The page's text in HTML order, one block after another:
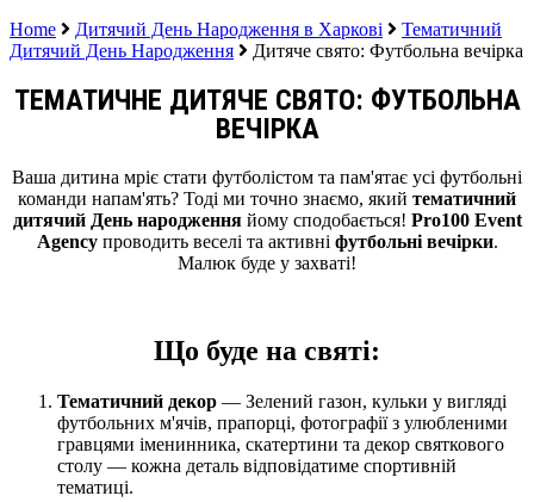
Home
Дитячий День Народження в Харкові
Тематичний
Дитячий День Народження
Дитяче свято: Футбольна вечірка
ТЕМАТИЧНЕ ДИТЯЧЕ СВЯТО: ФУТБОЛЬНА
ВЕЧІРКА
Ваша дитина мріє стати футболістом та пам'ятає усі футбольні
команди напам'ять? Тоді ми точно знаємо, який тематичний
дитячий День народженняйому сподобається! Pro100 Event
Agencyпроводить веселі та активні футбольні вечірки.
Малюк буде у захваті!
Що буде на святі:
Тематичний декор — Зелений газон, кульки у вигляді
футбольних м'ячів, прапорці, фотографії з улюбленими
гравцями іменинника, скатертини та декор святкового
столу — кожна деталь відповідатиме спортивній
тематиці.